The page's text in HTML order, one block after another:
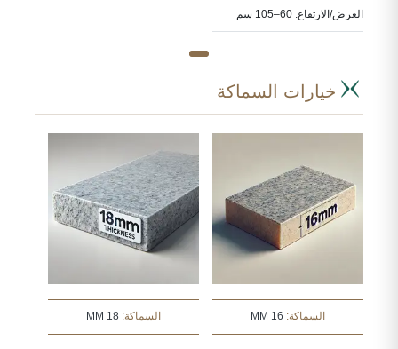
العرض/الارتفاع: 60–105 سم
خيارات السماكة
السماكة: 16 MM السماكة: 18 MM